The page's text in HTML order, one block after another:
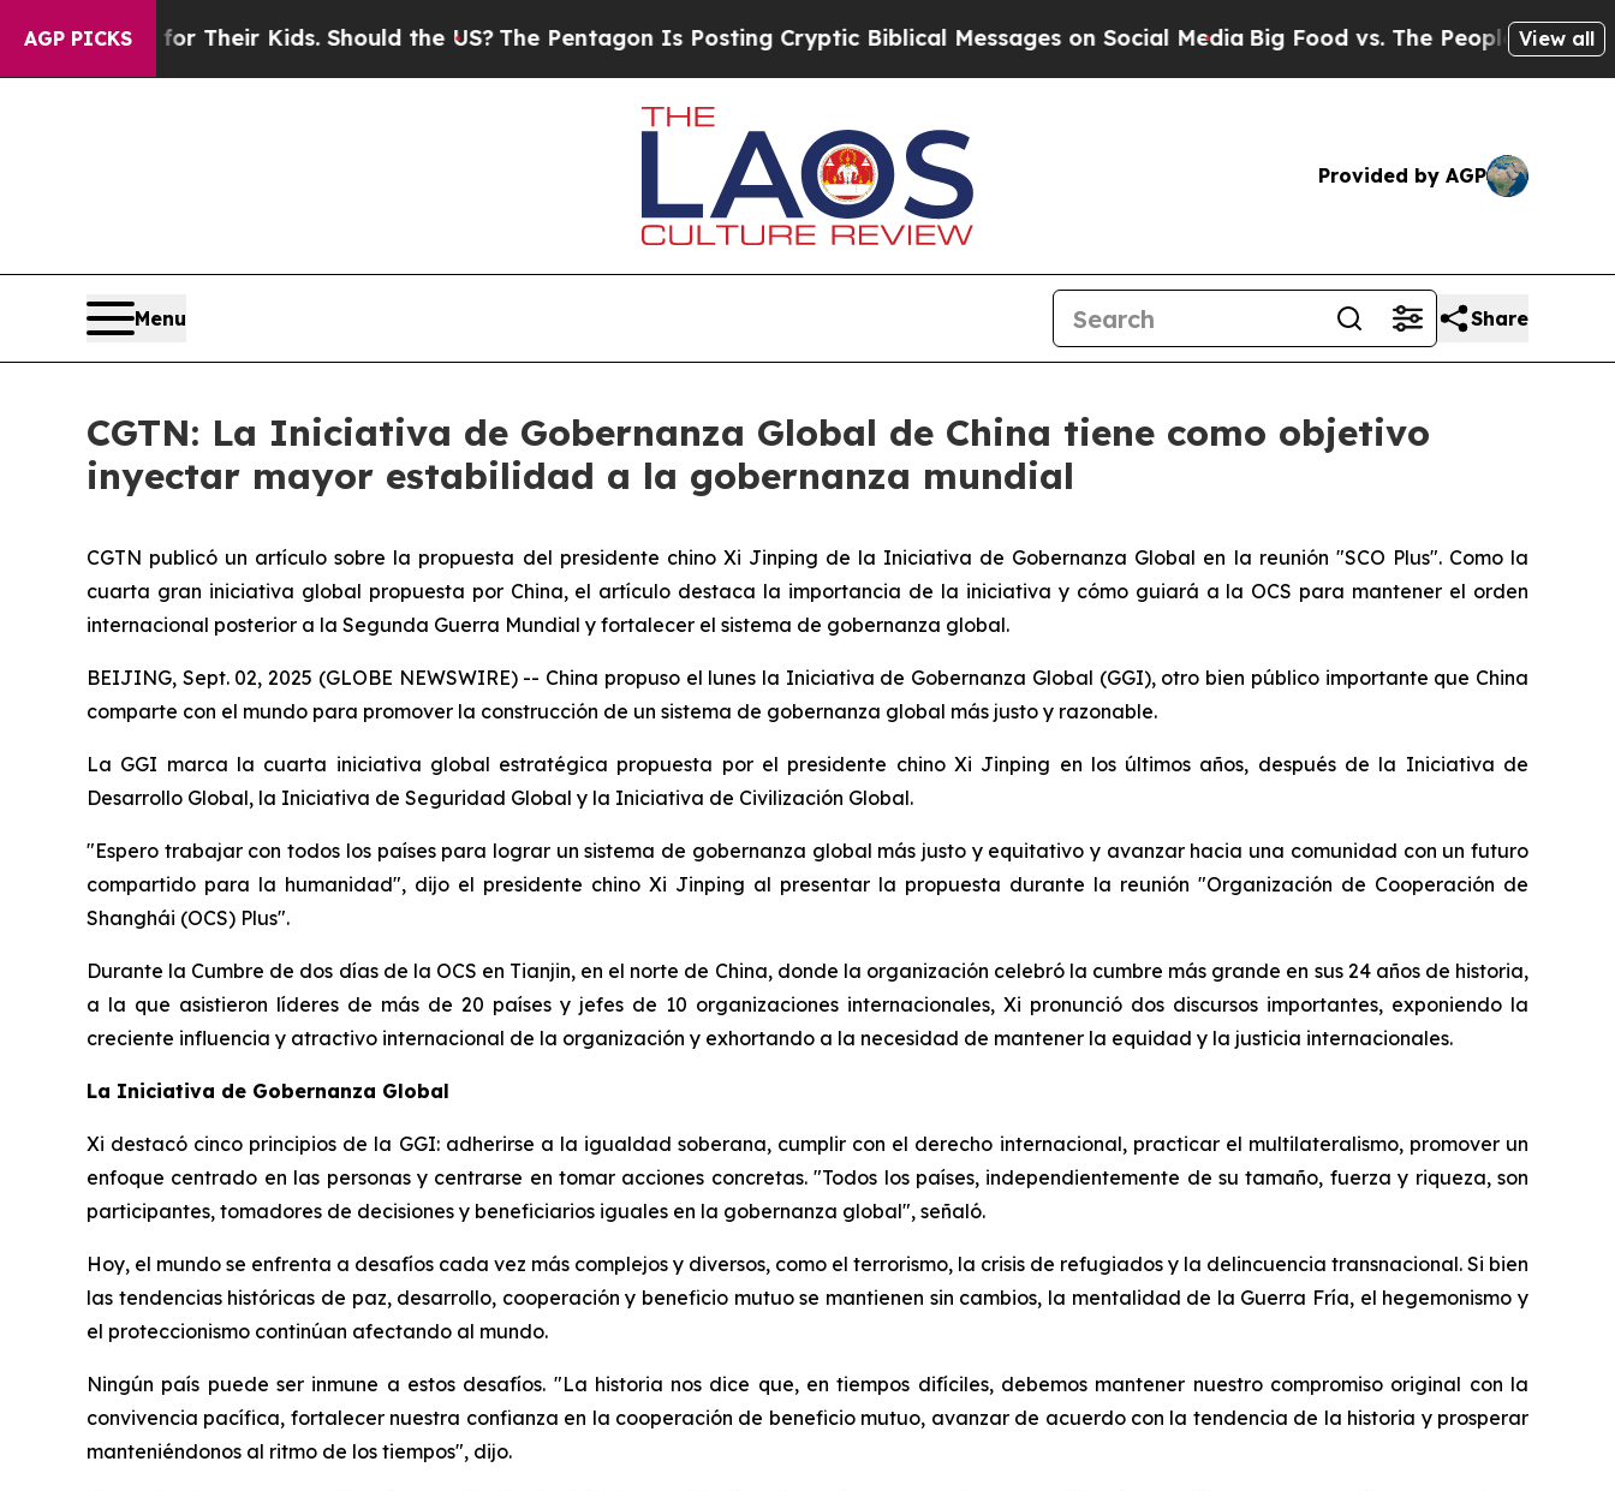
AGP PICKSfor Their Kids. Should the US?The Pentagon Is Posting Cryptic Biblical Messages on Social Media Big Food vs. The People. Big Food’s
View all
Provided by AGP
Menu Share
CGTN: La Iniciativa de Gobernanza Global de China tiene como objetivo
inyectar mayor estabilidad a la gobernanza mundial
CGTN publicó un artículo sobre la propuesta del presidente chino Xi Jinping de la Iniciativa de Gobernanza Global en la reunión "SCO Plus". Como la
cuarta gran iniciativa global propuesta por China, el artículo destaca la importancia de la iniciativa y cómo guiará a la OCS para mantener el orden
internacional posterior a la Segunda Guerra Mundial y fortalecer el sistema de gobernanza global.
BEIJING, Sept. 02, 2025 (GLOBE NEWSWIRE) -- China propuso el lunes la Iniciativa de Gobernanza Global (GGI), otro bien público importante que China
comparte con el mundo para promover la construcción de un sistema de gobernanza global más justo y razonable.
La GGI marca la cuarta iniciativa global estratégica propuesta por el presidente chino Xi Jinping en los últimos años, después de la Iniciativa de
Desarrollo Global, la Iniciativa de Seguridad Global y la Iniciativa de Civilización Global.
"Espero trabajar con todos los países para lograr un sistema de gobernanza global más justo y equitativo y avanzar hacia una comunidad con un futuro
compartido para la humanidad", dijo el presidente chino Xi Jinping al presentar la propuesta durante la reunión "Organización de Cooperación de
Shanghái (OCS) Plus".
Durante la Cumbre de dos días de la OCS en Tianjin, en el norte de China, donde la organización celebró la cumbre más grande en sus 24 años de historia,
a la que asistieron líderes de más de 20 países y jefes de 10 organizaciones internacionales, Xi pronunció dos discursos importantes, exponiendo la
creciente influencia y atractivo internacional de la organización y exhortando a la necesidad de mantener la equidad y la justicia internacionales.
La Iniciativa de Gobernanza Global
Xi destacó cinco principios de la GGI: adherirse a la igualdad soberana, cumplir con el derecho internacional, practicar el multilateralismo, promover un
enfoque centrado en las personas y centrarse en tomar acciones concretas. "Todos los países, independientemente de su tamaño, fuerza y riqueza, son
participantes, tomadores de decisiones y beneficiarios iguales en la gobernanza global", señaló.
Hoy, el mundo se enfrenta a desafíos cada vez más complejos y diversos, como el terrorismo, la crisis de refugiados y la delincuencia transnacional. Si bien
las tendencias históricas de paz, desarrollo, cooperación y beneficio mutuo se mantienen sin cambios, la mentalidad de la Guerra Fría, el hegemonismo y
el proteccionismo continúan afectando al mundo.
Ningún país puede ser inmune a estos desafíos. "La historia nos dice que, en tiempos difíciles, debemos mantener nuestro compromiso original con la
convivencia pacífica, fortalecer nuestra confianza en la cooperación de beneficio mutuo, avanzar de acuerdo con la tendencia de la historia y prosperar
manteniéndonos al ritmo de los tiempos", dijo.